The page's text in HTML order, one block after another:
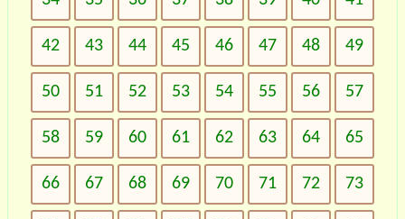
42 43 44 45 46 47 48 49
50 51 52 53 54 55 56 57
58 59 60 61 62 63 64 65
66 67 68 69 70 71 72 73